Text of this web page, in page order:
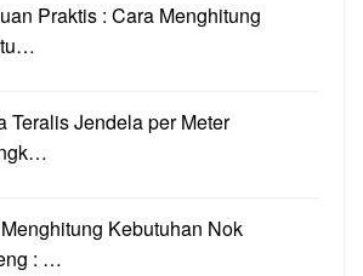
Praktis : Cara Menghitung
Teralis Jendela per Meter
Kebutuhan Nok
: …